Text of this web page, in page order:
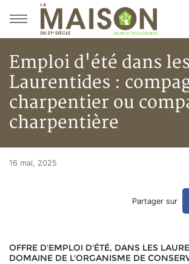
Aller au menu principal
Aller au contenu principal
Emploi d'été dans les
Laurentides :
charpentier ou
charpentière
Accueil
Emploi d'été dans
16 mai, 2025
Partager sur
OFFRE D'EMPLOI D'ÉTÉ, DANS LES
DOMAINE DE L'ORGANISME DE